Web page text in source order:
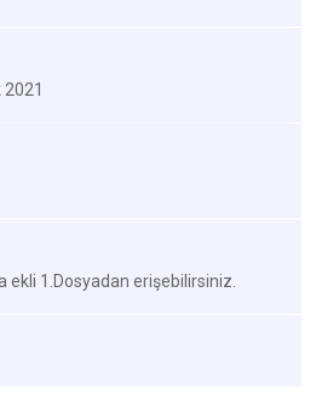
ekli 1.Dosyadan erişebilirsiniz.